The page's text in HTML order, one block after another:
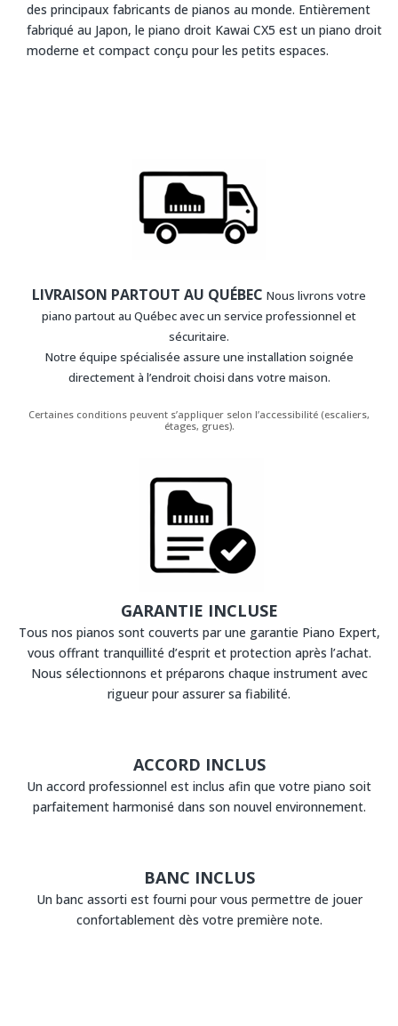
des principaux fabricants de pianos au monde. Entièrement
fabriqué au Japon, le piano droit Kawai CX5 est un piano droit
moderne et compact conçu pour les petits espaces.
LIVRAISON PARTOUT AU QUÉBEC Nous livrons votre
piano partout au Québec avec un service professionnel et
sécuritaire.
Notre équipe spécialisée assure une installation soignée
directement à l’endroit choisi dans votre maison.
Certaines conditions peuvent s’appliquer selon l’accessibilité (escaliers,
étages, grues).
GARANTIE INCLUSE
Tous nos pianos sont couverts par une garantie Piano Expert,
vous offrant tranquillité d’esprit et protection après l’achat.
Nous sélectionnons et préparons chaque instrument avec
rigueur pour assurer sa fiabilité.
ACCORD INCLUS
Un accord professionnel est inclus afin que votre piano soit
parfaitement harmonisé dans son nouvel environnement.
BANC INCLUS
Un banc assorti est fourni pour vous permettre de jouer
confortablement dès votre première note.